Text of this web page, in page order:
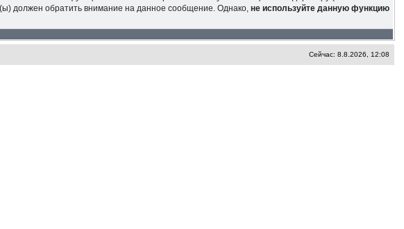
должен обратить внимание на данное сообщение. Однако,не используйте данную функцию
Сейчас: 8.8.2026, 12:08